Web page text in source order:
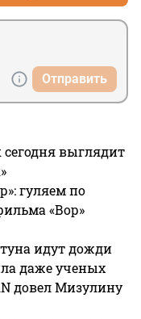
Отправить
сегодня выглядит
гуляем по
«Вор»
идут дожди
даже ученых
довел Мизулину